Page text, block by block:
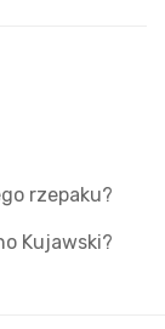
rzepaku?
Kujawski?